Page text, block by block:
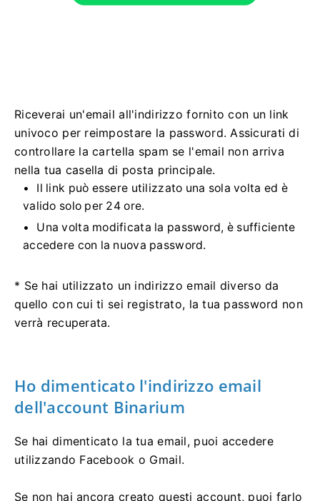
Riceverai un'email all'indirizzo fornito con un link
univoco per reimpostare la password. Assicurati di
controllare la cartella spam se l'email non arriva
nella tua casella di posta principale.
Il link può essere utilizzato una sola volta ed è
valido solo per 24 ore.
Una volta modificata la password, è sufficiente
accedere con la nuova password.
* Se hai utilizzato un indirizzo email diverso da
quello con cui ti sei registrato, la tua password non
verrà recuperata.
Ho dimenticato l'indirizzo email
dell'account Binarium
Se hai dimenticato la tua email, puoi accedere
utilizzando Facebook o Gmail.
Se non hai ancora creato questi account, puoi farlo